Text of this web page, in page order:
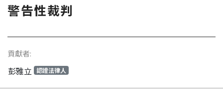
警告性裁判
貢獻者:
彭雅立 認證法律人